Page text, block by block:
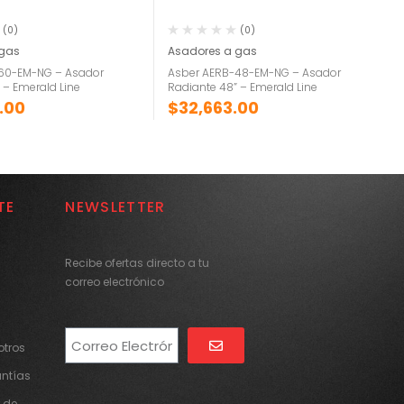
(0)
EM-NG – Asador
Emerald Line
(0)
Asadores a gas
Asber AERB-48-EM-NG – Asador
Radiante 48” – Emerald Line
$32,663.00
NEWSLETTER
Recibe ofertas directo a tu
correo electrónico